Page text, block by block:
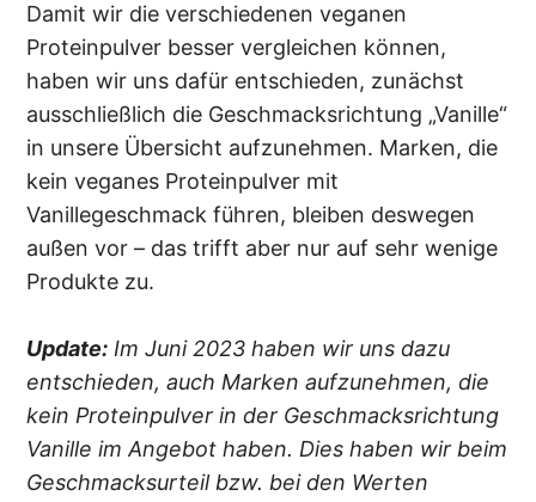
Damit wir die verschiedenen veganen
Proteinpulver besser vergleichen können,
haben wir uns dafür entschieden, zunächst
ausschließlich die Geschmacksrichtung „Vanille“
in unsere Übersicht aufzunehmen. Marken, die
kein veganes Proteinpulver mit
Vanillegeschmack führen, bleiben deswegen
außen vor – das trifft aber nur auf sehr wenige
Produkte zu.
Update: Im Juni 2023 haben wir uns dazu
entschieden, auch Marken aufzunehmen, die
kein Proteinpulver in der Geschmacksrichtung
Vanille im Angebot haben. Dies haben wir beim
Geschmacksurteil bzw. bei den Werten